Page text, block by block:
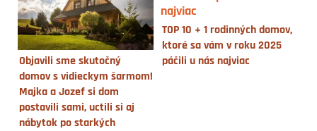
Objavili sme skutočný
domov s vidieckym šarmom!
Majka a Jozef si dom
postavili sami, uctili si aj
nábytok po starkých
TOP 10 + 1 rodinných domov,
ktoré sa vám v roku 2025
páčili u nás najviac